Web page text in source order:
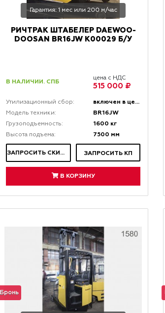
Гарантия: 1 мес или 200 м/час
РИЧТРАК ШТАБЕЛЕР DAEWOO-
DOOSAN BR16JW K00029 Б/У
В НАЛИЧИИ. СПБ
цена с НДС
515 000 ₽
Утилизационный сбор: включен в цену
Модель техники: BR16JW
Грузоподъемность: 1600 кг
Высота подъема: 7500 мм
ЗАПРОСИТЬ СКИДКУ ЗАПРОСИТЬ КП
В КОРЗИНУ
Бронь